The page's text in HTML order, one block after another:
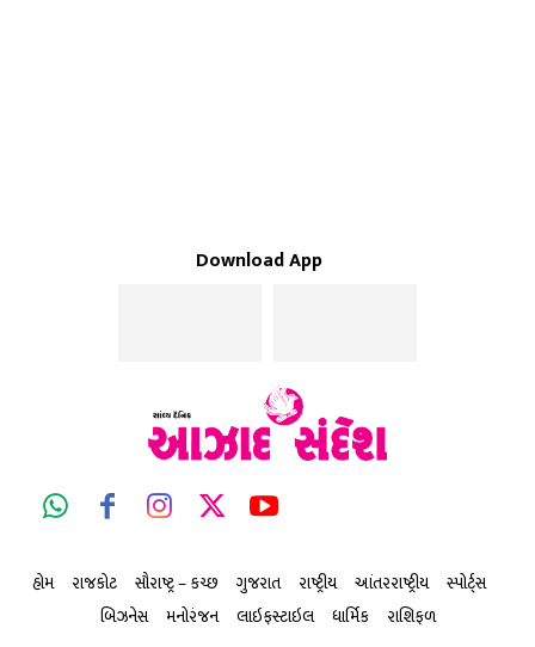
Download App
હોમ રાજકોટ સૌરાષ્ટ્ર – કચ્છ ગુજરાત રાષ્ટ્રીય આંતરરાષ્ટ્રીય
સ્પોર્ટ્સ
બિઝનેસ
મનોરંજન લાઇફસ્ટાઇલ ધાર્મિક રાશિફળ